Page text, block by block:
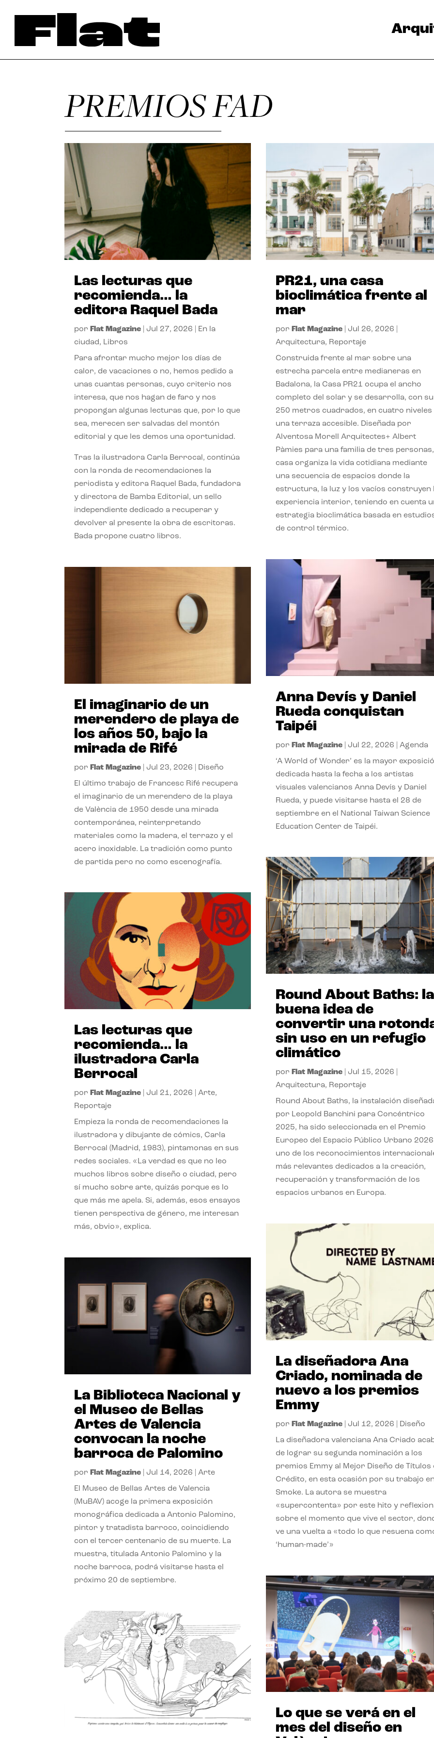
PREMIOS FAD
Las lecturas que
recomienda… la
editora Raquel Bada
por Flat Magazine Jul 27, 2026
En la
ciudad, Libros
Para afrontar mucho mejor los días de
calor, de vacaciones o no, hemos pedido a
unas cuantas personas, cuyo criterio nos
interesa, que nos hagan de faro y nos
propongan algunas lecturas que, por lo que
sea, merecen ser salvadas del montón
editorial y que les demos una oportunidad.
Tras la ilustradora Carla Berrocal, continúa
con la ronda de recomendaciones la
periodista y editora Raquel Bada, fundadora
y directora de Bamba Editorial, un sello
independiente dedicado a recuperar y
devolver al presente la obra de escritoras.
Bada propone cuatro libros.
El imaginario de un
merendero de playa de
los años 50, bajo la
mirada de Rifé
por Flat Magazine Jul 23, 2026 Diseño
El último trabajo de Francesc Rifé recupera
el imaginario de un merendero de la playa
de València de 1950 desde una mirada
contemporánea, reinterpretando
materiales como la madera, el terrazo y el
acero inoxidable. La tradición como punto
de partida pero no como escenografía.
Las lecturas que
recomienda… la
ilustradora Carla
Berrocal
por Flat Magazine Jul 21, 2026 |Arte,
Reportaje
Empieza la ronda de recomendaciones la
ilustradora y dibujante de cómics, Carla
Berrocal (Madrid, 1983), pintamonas en sus
redes sociales. «La verdad es que no leo
muchos libros sobre diseño o ciudad, pero
sí mucho sobre arte, quizás porque es lo
que más me apela. Si, además, esos ensayos
tienen perspectiva de género, me interesan
más, obvio», explica.
La Biblioteca Nacional y
el Museo de Bellas
Artes de Valencia
convocan la noche
barroca de Palomino
por Flat Magazine Jul 14, 2026 |Arte
El Museo de Bellas Artes de Valencia
(MuBAV) acoge la primera exposición
monográfica dedicada a Antonio Palomino,
pintor y tratadista barroco, coincidiendo
con el tercer centenario de su muerte. La
muestra, titulada Antonio Palomino y la
noche barroca, podrá visitarse hasta el
próximo 20 de septiembre.
PR21, una casa
bioclimática frente al
mar
por Flat Magazine| Jul 26, 2026
Arquitectura, Reportaje
Construida frente al mar sobre una
estrecha parcela entre medianeras en
Badalona, la Casa PR21 ocupa el ancho
completo del solar y se desarrolla, con
250 metros cuadrados, en cuatro niveles
una terraza accesible. Diseñada por
Alventosa Morell Arquitectes+ Albert
Pàmies para una familia de tres
casa organiza la vida cotidiana mediante
una secuencia de espacios donde la
estructura, la luz y los vacíos construyen
experiencia interior, teniendo en cuenta
estrategia bioclimática basada en
de control térmico.
Anna Devís y Daniel
Rueda conquistan
Taipéi
por Flat Magazine| Jul 22, 2026 Agenda
‘A World of Wonder’ es la mayor
dedicada hasta la fecha a los artistas
visuales valencianos Anna Devís y Daniel
Rueda, y puede visitarse hasta el 28 de
septiembre en el National Taiwan Science
Education Center de Taipéi.
Round About Baths: la
buena idea de
convertir una
sin uso en un refugio
climático
por Flat Magazine| Jul 15, 2026
Arquitectura, Reportaje
Round About Baths, la instalación
por Leopold Banchini para Concéntrico
2025, ha sido seleccionada en el Premio
Europeo del Espacio Público Urbano
uno de los reconocimientos
más relevantes dedicados a la creación,
recuperación y transformación de los
espacios urbanos en Europa.
La diseñadora Ana
Criado, nominada de
nuevo a los premios
Emmy
por Flat Magazine| Jul 12, 2026 Diseño
La diseñadora valenciana Ana Criado
de lograr su segunda nominación a los
premios Emmy al Mejor Diseño de Títulos
Crédito, en esta ocasión por su trabajo
Smoke. La autora se muestra
«supercontenta» por este hito y
sobre el momento que vive el sector,
ve una vuelta a «todo lo que resuena
‘human-made’»
Lo que se verá en el
mes del diseño en